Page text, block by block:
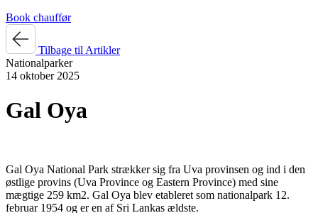
Book chauffør
Tilbage til Artikler
Nationalparker
14 oktober 2025
Gal Oya
Gal Oya National Park strækker sig fra Uva provinsen og ind i den
østlige provins (Uva Province og Eastern Province) med sine
mægtige 259 km2. Gal Oya blev etableret som nationalpark 12.
februar 1954 og er en af Sri Lankas ældste.